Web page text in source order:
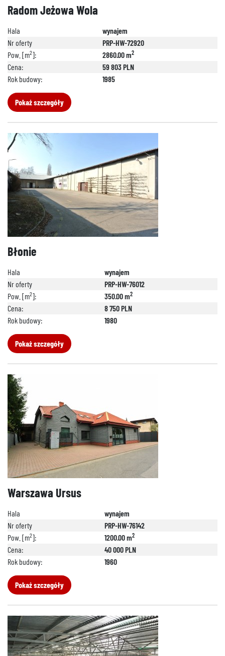
Radom Jeżowa Wola
Hala
wynajem
Nr oferty
PRP-HW-72920
Pow. [m2]: 2860.00 m2
Cena:
59 803 PLN
Rok budowy:
1985
Pokaż szczegóły
Błonie
Hala
wynajem
Nr oferty
PRP-HW-76012
Pow. [m2]: 350.00 m2
Cena:
8 750 PLN
Rok budowy:
1980
Pokaż szczegóły
Warszawa Ursus
Hala
wynajem
Nr oferty
PRP-HW-76142
Pow. [m2]: 1200.00 m2
Cena:
40 000 PLN
Rok budowy:
1960
Pokaż szczegóły
692 024 827